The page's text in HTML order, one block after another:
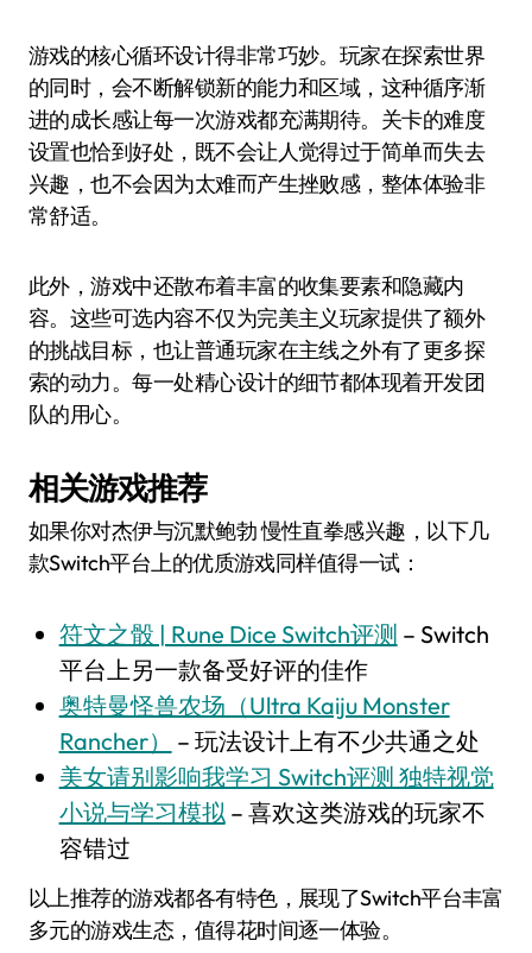
游戏的核心循环设计得非常巧妙。玩家在探索世界
的同时，会不断解锁新的能力和区域，这种循序渐
进的成长感让每一次游戏都充满期待。关卡的难度
设置也恰到好处，既不会让人觉得过于简单而失去
兴趣，也不会因为太难而产生挫败感，整体体验非
常舒适。
此外，游戏中还散布着丰富的收集要素和隐藏内
容。这些可选内容不仅为完美主义玩家提供了额外
的挑战目标，也让普通玩家在主线之外有了更多探
索的动力。每一处精心设计的细节都体现着开发团
队的用心。
相关游戏推荐
如果你对杰伊与沉默鲍勃 慢性直拳感兴趣，以下几
款Switch平台上的优质游戏同样值得一试：
符文之骰 | Rune Dice Switch评测 – Switch
平台上另一款备受好评的佳作
奥特曼怪兽农场（Ultra Kaiju Monster
Rancher）
– 玩法设计上有不少共通之处
美女请别影响我学习 Switch评测 独特视觉
小说与学习模拟– 喜欢这类游戏的玩家不
容错过
以上推荐的游戏都各有特色，展现了Switch平台丰富
多元的游戏生态，值得花时间逐一体验。